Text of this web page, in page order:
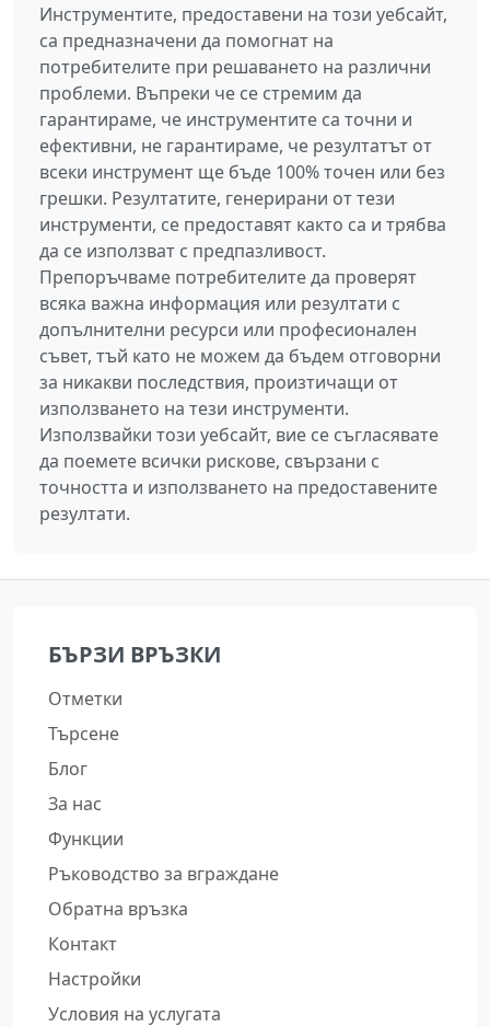
Инструментите, предоставени на този уебсайт,
са предназначени да помогнат на
потребителите при решаването на различни
проблеми. Въпреки че се стремим да
гарантираме, че инструментите са точни и
ефективни, не гарантираме, че резултатът от
всеки инструмент ще бъде 100% точен или без
грешки. Резултатите, генерирани от тези
инструменти, се предоставят както са и трябва
да се използват с предпазливост.
Препоръчваме потребителите да проверят
всяка важна информация или резултати с
допълнителни ресурси или професионален
съвет, тъй като не можем да бъдем отговорни
за никакви последствия, произтичащи от
използването на тези инструменти.
Използвайки този уебсайт, вие се съгласявате
да поемете всички рискове, свързани с
точността и използването на предоставените
резултати.
БЪРЗИ ВРЪЗКИ
Отметки
Търсене
Блог
За нас
Функции
Ръководство за вграждане
Обратна връзка
Контакт
Настройки
Условия на услугата